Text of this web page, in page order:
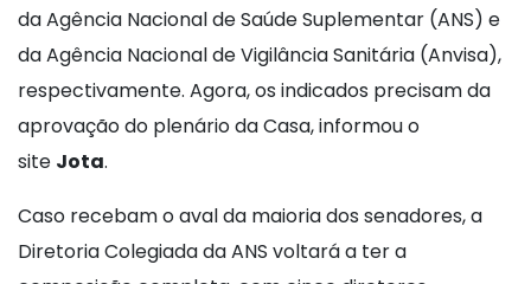
da Agência Nacional de Saúde Suplementar (ANS) e
da Agência Nacional de Vigilância Sanitária (Anvisa),
respectivamente. Agora, os indicados precisam da
aprovação do plenário da Casa, informou o
site Jota.
Caso recebam o aval da maioria dos senadores, a
Diretoria Colegiada da ANS voltará a ter a